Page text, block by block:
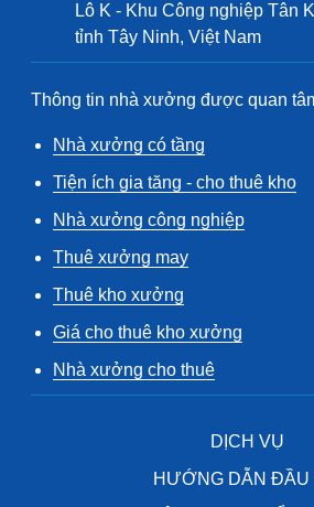
Lô K - Khu Công nghiệp Tân
tỉnh Tây Ninh, Việt Nam
Thông tin nhà xưởng được quan
Nhà xưởng có tầng
Tiện ích gia tăng - cho thuê kho
Nhà xưởng công nghiệp
Thuê xưởng may
Thuê kho xưởng
Giá cho thuê kho xưởng
Nhà xưởng cho thuê
DỊCH VỤ
HƯỚNG DẪN ĐẦU